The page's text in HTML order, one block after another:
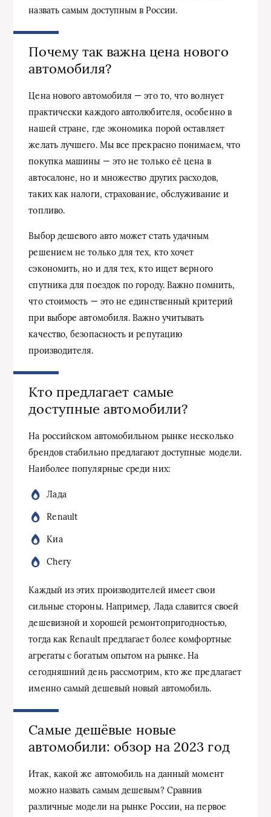
назвать самым доступным в России.
Почему так важна цена нового
автомобиля?
Цена нового автомобиля — это то, что волнует
практически каждого автолюбителя, особенно в
нашей стране, где экономика порой оставляет
желать лучшего. Мы все прекрасно понимаем, что
покупка машины — это не только её цена в
автосалоне, но и множество других расходов,
таких как налоги, страхование, обслуживание и
топливо.
Выбор дешевого авто может стать удачным
решением не только для тех, кто хочет
сэкономить, но и для тех, кто ищет верного
спутника для поездок по городу. Важно помнить,
что стоимость — это не единственный критерий
при выборе автомобиля. Важно учитывать
качество, безопасность и репутацию
производителя.
Кто предлагает самые
доступные автомобили?
На российском автомобильном рынке несколько
брендов стабильно предлагают доступные модели.
Наиболее популярные среди них:
Лада
Renault
Киа
Chery
Каждый из этих производителей имеет свои
сильные стороны. Например, Лада славится своей
дешевизной и хорошей ремонтопригодностью,
тогда как Renault предлагает более комфортные
агрегаты с богатым опытом на рынке. На
сегодняшний день рассмотрим, кто же предлагает
именно самый дешевый новый автомобиль.
Самые дешёвые новые
автомобили: обзор на 2023 год
Итак, какой же автомобиль на данный момент
можно назвать самым дешевым? Сравнив
различные модели на рынке России, на первое